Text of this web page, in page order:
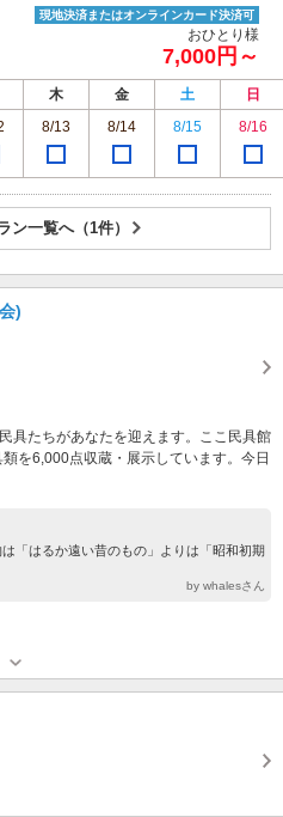
現地決済またはオンラインカード決済可
おひとり様
7,000円～
木 金 土
日
8/13 8/14 8/15 8/16
ン一覧へ（1件）
)
具たちがあなたを迎えます。ここ民具館
を6,000点収蔵・展示しています。今日
「はるか遠い昔のもの」よりは「昭和初期
by whalesさん
16:30まで 休館日：月 祝日の場合はその
哲記念館 裏